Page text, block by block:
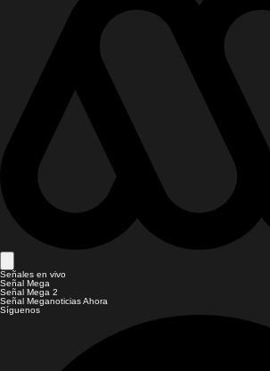
Señales en vivo
Señal Mega
Señal Mega 2
Señal Meganoticias Ahora
Síguenos